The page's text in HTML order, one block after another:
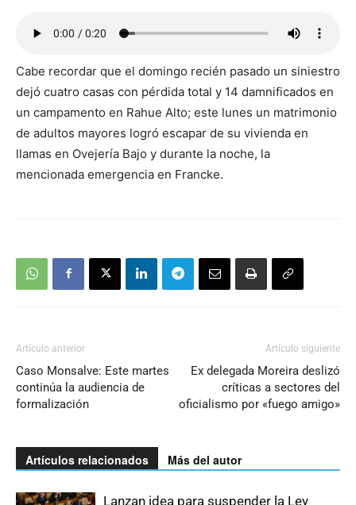
Cabe recordar que el domingo recién pasado un siniestro
dejó cuatro casas con pérdida total y 14 damnificados en
un campamento en Rahue Alto; este lunes un matrimonio
de adultos mayores logró escapar de su vivienda en
llamas en Ovejería Bajo y durante la noche, la
mencionada emergencia en Francke.
Artículo anterior
Caso Monsalve: Este martes
continúa la audiencia de
formalización
Artículo siguiente
Ex delegada Moreira deslizó
críticas a sectores del
oficialismo por «fuego amigo»
Artículos relacionados Más del autor
Lanzan idea para suspender la Ley